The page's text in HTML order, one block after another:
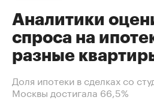
Аналитики
спроса на
разные
Доля ипотеки в сделках со
Москвы достигала 66,5%